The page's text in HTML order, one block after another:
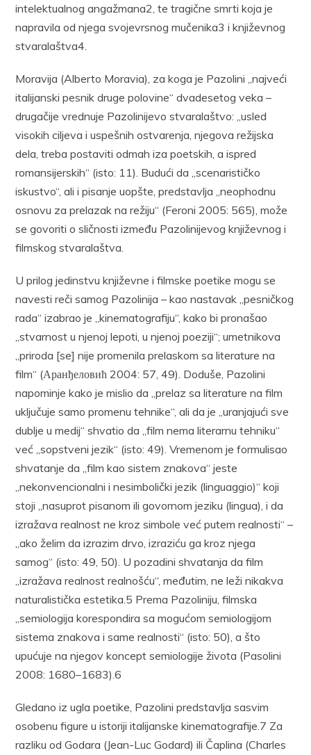
intelektualnog angažmana2, te tragične smrti koja je
napravila od njega svojevrsnog mučenika3 i književnog
stvaralaštva4.
Moravija (Alberto Moravia), za koga je Pazolini „najveći
italijanski pesnik druge polovine“ dvadesetog veka –
drugačije vrednuje Pazolinijevo stvaralaštvo: „usled
visokih ciljeva i uspešnih ostvarenja, njegova režijska
dela, treba postaviti odmah iza poetskih, a ispred
romansijerskih“ (isto: 11). Budući da „scenarističko
iskustvo“, ali i pisanje uopšte, predstavlja „neophodnu
osnovu za prelazak na režiju“ (Feroni 2005: 565), može
se govoriti o sličnosti između Pazolinijevog književnog i
filmskog stvaralaštva.
U prilog jedinstvu književne i filmske poetike mogu se
navesti reči samog Pazolinija – kao nastavak „pesničkog
rada“ izabrao je „kinematografiju“, kako bi pronašao
„stvarnost u njenoj lepoti, u njenoj poeziji“; umetnikova
„priroda [se] nije promenila prelaskom sa literature na
film“ (Аранђеловић 2004: 57, 49). Doduše, Pazolini
napominje kako je mislio da „prelaz sa literature na film
uključuje samo promenu tehnike“, ali da je „uranjajući sve
dublje u medij“ shvatio da „film nema literarnu tehniku“
već „sopstveni jezik“ (isto: 49). Vremenom je formulisao
shvatanje da „film kao sistem znakova“ jeste
„nekonvencionalni i nesimbolički jezik (linguaggio)“ koji
stoji „nasuprot pisanom ili govornom jeziku (lingua), i da
izražava realnost ne kroz simbole već putem realnosti“ –
„ako želim da izrazim drvo, izraziću ga kroz njega
samog“ (isto: 49, 50). U pozadini shvatanja da film
„izražava realnost realnošću“, međutim, ne leži nikakva
naturalistička estetika.5 Prema Pazoliniju, filmska
„semiologija korespondira sa mogućom semiologijom
sistema znakova i same realnosti“ (isto: 50), a što
upućuje na njegov koncept semiologije života (Pasolini
2008: 1680–1683).6
Gledano iz ugla poetike, Pazolini predstavlja sasvim
osobenu figure u istoriji italijanske kinematografije.7 Za
razliku od Godara (Jean-Luc Godard) ili Čaplina (Charles